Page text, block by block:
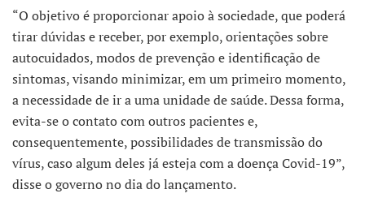
“O objetivo é proporcionar apoio à sociedade, que poderá
tirar dúvidas e receber, por exemplo, orientações sobre
autocuidados, modos de prevenção e identificação de
sintomas, visando minimizar, em um primeiro momento,
a necessidade de ir a uma unidade de saúde. Dessa forma,
evita-se o contato com outros pacientes e,
consequentemente, possibilidades de transmissão do
vírus, caso algum deles já esteja com a doença Covid-19”,
disse o governo no dia do lançamento.